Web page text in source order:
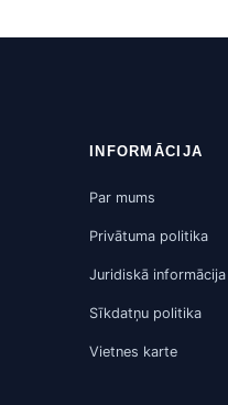
INFORMĀCIJA
Par mums
Privātuma politika
Juridiskā informācija
Sīkdatņu politika
Vietnes karte